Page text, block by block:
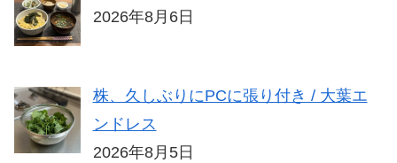
2026年8月6日
株、久しぶりにPCに張り付き / 大葉エ
ンドレス
2026年8月5日